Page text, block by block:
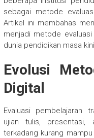
sebagai metode
Artikel ini membahas
menjadi metode
dunia pendidikan masa
Evolusi
Digital
Evaluasi pembelajaran
ujian tulis, presentasi,
terkadang kurang